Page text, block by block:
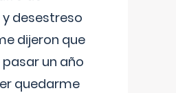
desestreso
dijeron que
un año
quedarme